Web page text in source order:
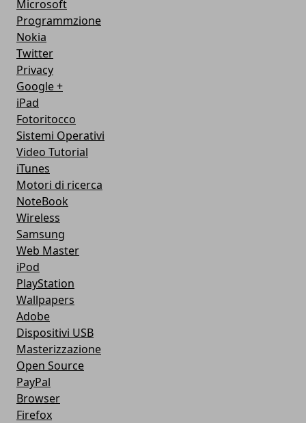
Microsoft
Programmzione
Nokia
Twitter
Privacy
Google +
iPad
Fotoritocco
Sistemi Operativi
Video Tutorial
iTunes
Motori di ricerca
NoteBook
Wireless
Samsung
Web Master
iPod
PlayStation
Wallpapers
Adobe
Dispositivi USB
Masterizzazione
Open Source
PayPal
Browser
Firefox